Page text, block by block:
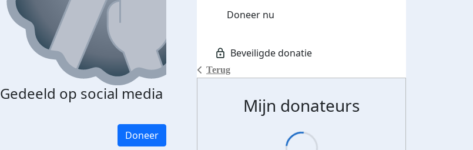
Gedeeld op social media
Doneer
Terug
Doneer nu
Mijn donateurs